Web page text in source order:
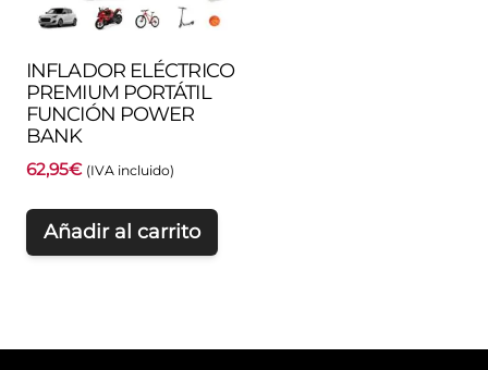
INFLADOR ELÉCTRICO
PREMIUM PORTÁTIL
FUNCIÓN POWER
BANK
62,95€ (IVA incluido)
Añadir al carrito